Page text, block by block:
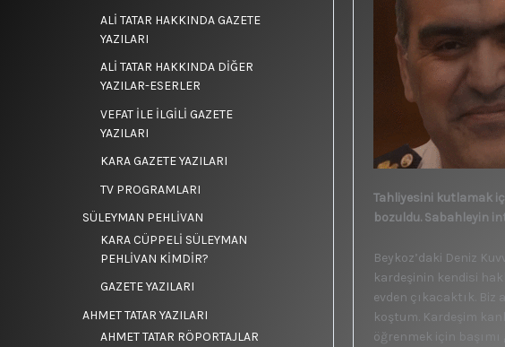
ALİ TATAR HAKKINDA GAZETE
YAZILARI
ALİ TATAR HAKKINDA DİĞER
YAZILAR-ESERLER
VEFAT İLE İLGİLİ GAZETE
YAZILARI
KARA GAZETE YAZILARI
TV PROGRAMLARI
SÜLEYMAN PEHLİVAN
KARA CÜPPELİ SÜLEYMAN
PEHLİVAN KİMDİR?
GAZETE YAZILARI
AHMET TATAR YAZILARI
AHMET TATAR RÖPORTAJLAR
Tahliyesini kutlamak
bozuldu. Sabahleyin
Beykoz’daki Deniz
kardeşinin kendisi
evden çıkacaktık. Biz
koştum. Kardeşim
öğrenmek için başımı